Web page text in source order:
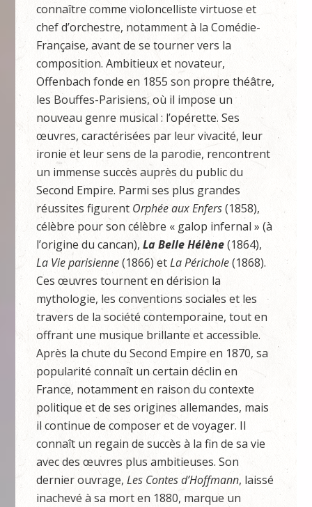
connaître comme violoncelliste virtuose et
chef d’orchestre, notamment à la Comédie-
Française, avant de se tourner vers la
composition. Ambitieux et novateur,
Offenbach fonde en 1855 son propre théâtre,
les Bouffes-Parisiens, où il impose un
nouveau genre musical : l’opérette. Ses
œuvres, caractérisées par leur vivacité, leur
ironie et leur sens de la parodie, rencontrent
un immense succès auprès du public du
Second Empire. Parmi ses plus grandes
réussites figurent Orphée aux Enfers(1858),
célèbre pour son célèbre « galop infernal » (à
l’origine du cancan),La Belle Hélène(1864),
La Vie parisienne(1866) etLa Périchole(1868).
Ces œuvres tournent en dérision la
mythologie, les conventions sociales et les
travers de la société contemporaine, tout en
offrant une musique brillante et accessible.
Après la chute du Second Empire en 1870, sa
popularité connaît un certain déclin en
France, notamment en raison du contexte
politique et de ses origines allemandes, mais
il continue de composer et de voyager. Il
connaît un regain de succès à la fin de sa vie
avec des œuvres plus ambitieuses. Son
dernier ouvrage,Les Contes d’Hoffmann, laissé
inachevé à sa mort en 1880, marque un